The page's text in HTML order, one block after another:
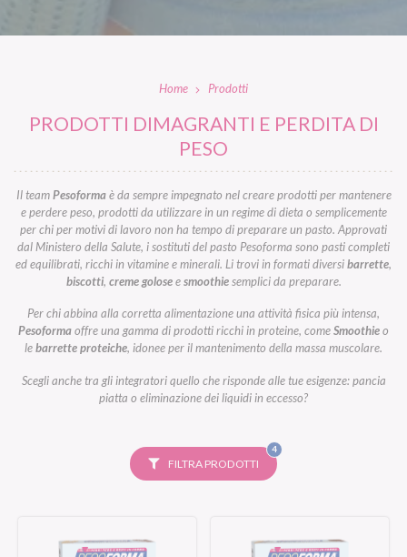
Home Prodotti
PRODOTTI DIMAGRANTI E PERDITA DI
PESO
Il teamPesoformaè da sempre impegnato nel creare prodotti per mantenere
e perdere peso, prodotti da utilizzare in un regime di dieta o semplicemente
per chi per motivi di lavoro non ha tempo di preparare un pasto. Approvati
dal Ministero della Salute, i sostituti del pasto Pesoforma sono pasti completi
ed equilibrati, ricchi in vitamine e minerali. Li trovi in formati diversibarrette,
biscotti, creme goloseesmoothiesemplici da preparare.
Per chi abbina alla corretta alimentazione una attività fisica più intensa,
Pesoformaoffre una gamma di prodotti ricchi in proteine, comeSmoothieo
lebarrette proteiche, idonee per il mantenimento della massa muscolare.
Scegli anche tra gli integratori quello che risponde alle tue esigenze: pancia
piatta o eliminazione dei liquidi in eccesso?
FILTRA PRODOTTI
4FILTRI
SELEZIONATI